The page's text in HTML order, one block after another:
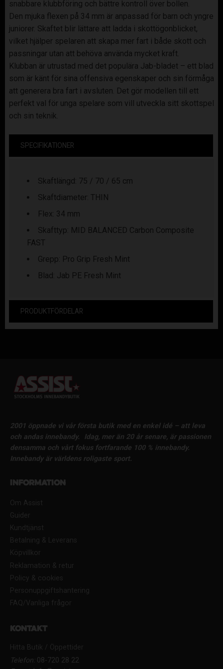
snabbare klubbföring och bättre kontroll över bollen.
Den mjuka flexen på 34 mm är anpassad för barn och yngre
juniorer. Skaftet blir lättare att ladda i skottögonblicket,
vilket hjälper spelaren att skapa mer fart i både skott och
passningar utan att behöva använda mycket kraft.
Klubban är utrustad med det populära Jab-bladet – ett blad
som är känt för sina offensiva egenskaper och sin förmåga
att generera bra fart i avsluten. Det gör modellen till ett
perfekt val för unga spelare som vill utveckla sitt skottspel
och sin teknik.
SPECIFIKATIONER
Skaftlängd: 75 / 70 / 65 cm
Skaftdiameter: THIN
Flex: 34 mm
Skafttyp: MID BALANCED Carbon Composite
FAST
Grepp: Pro Grip Fresh Mint
Blad: Jab PE Fresh Mint
PRODUKTFÖRDELAR
2001 öppnade vi vår första butik med en enkel idé – att leva
och andas innebandy.
Idag, mer än 20 år senare, är passionen
densamma och vårt fokus fortfarande 100 % innebandy.
Innebandy är världens roligaste sport.
Information
Om Assist
Guider
Kundtjänst
Betalning & Leverans
Köpvillkor
Reklamation & retur
Policy & cookies
Personuppgiftshantering
FAQ/Vanliga frågor
Kontakt
Hitta Butik / Öppettider
Telefon:08-720 28 22